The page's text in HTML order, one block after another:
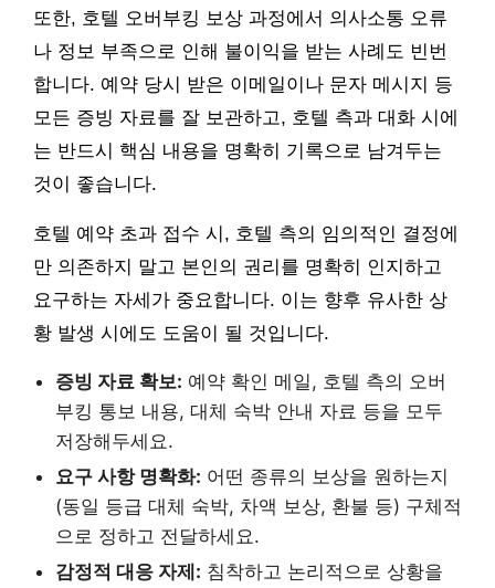
또한, 호텔 오버부킹 보상 과정에서 의사소통 오류
나 정보 부족으로 인해 불이익을 받는 사례도 빈번
합니다. 예약 당시 받은 이메일이나 문자 메시지 등
모든 증빙 자료를 잘 보관하고, 호텔 측과 대화 시에
는 반드시 핵심 내용을 명확히 기록으로 남겨두는
것이 좋습니다.
호텔 예약 초과 접수 시, 호텔 측의 임의적인 결정에
만 의존하지 말고 본인의 권리를 명확히 인지하고
요구하는 자세가 중요합니다. 이는 향후 유사한 상
황 발생 시에도 도움이 될 것입니다.
증빙 자료 확보: 예약 확인 메일, 호텔 측의 오버
부킹 통보 내용, 대체 숙박 안내 자료 등을 모두
저장해두세요.
요구 사항 명확화: 어떤 종류의 보상을 원하는지
(동일 등급 대체 숙박, 차액 보상, 환불 등) 구체적
으로 정하고 전달하세요.
감정적 대응 자제: 침착하고 논리적으로 상황을